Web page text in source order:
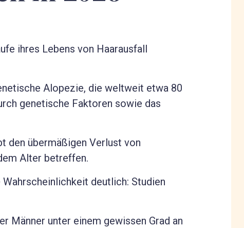
ihres Lebens von Haarausfall
Alopezie, die weltweit etwa 80
genetische Faktoren sowie das
den übermäßigen Verlust von
Alter betreffen.
deutlich: Studien
Männer unter einem gewissen Grad an